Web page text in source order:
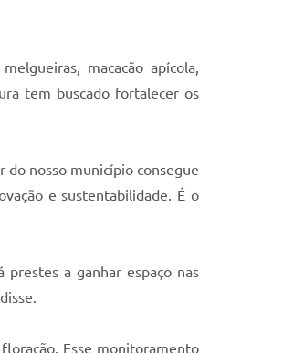
macacão apícola,
tem buscado fortalecer os
nosso município consegue
e sustentabilidade. É o
a ganhar espaço nas
Esse monitoramento